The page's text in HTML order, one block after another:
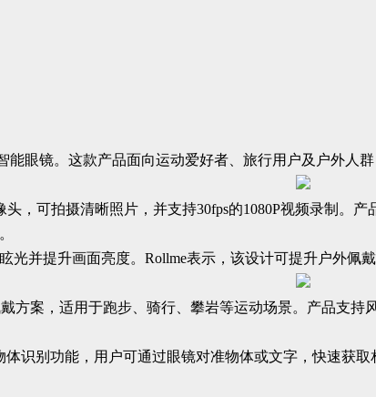
能眼镜。这款产品面向运动爱好者、旅行用户及户外人
头，可拍摄清晰照片，并支持30fps的1080P视频录制。
光并提升画面亮度。Rollme表示，该设计可提升户外佩
方案，适用于跑步、骑行、攀岩等运动场景。产品支
识别功能，用户可通过眼镜对准物体或文字，快速获